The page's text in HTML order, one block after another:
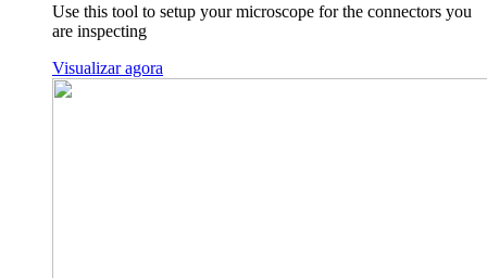
Use this tool to setup your microscope for the connectors you
are inspecting
Visualizar agora